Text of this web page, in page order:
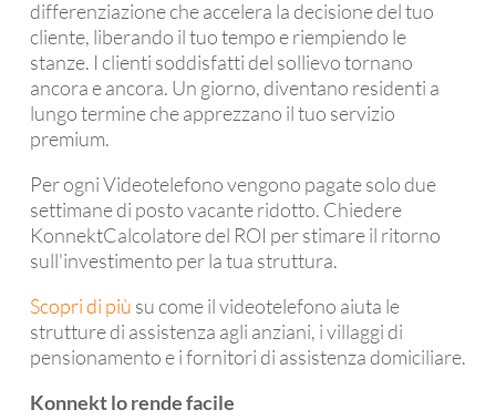
differenziazione che accelera la decisione del tuo
cliente, liberando il tuo tempo e riempiendo le
stanze. I clienti soddisfatti del sollievo tornano
ancora e ancora. Un giorno, diventano residenti a
lungo termine che apprezzano il tuo servizio
premium.
Per ogni Videotelefono vengono pagate solo due
settimane di posto vacante ridotto. Chiedere
KonnektCalcolatore del ROI per stimare il ritorno
sull'investimento per la tua struttura.
Scopri di più su come il videotelefono aiuta le
strutture di assistenza agli anziani, i villaggi di
pensionamento e i fornitori di assistenza domiciliare.
Konnekt lo rende facile